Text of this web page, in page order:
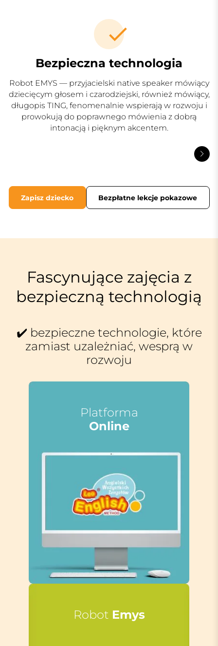
Bezpieczna technologia
Robot EMYS — przyjacielski native speaker mówiący
dziecięcym głosem i czarodziejski, również mówiący,
długopis TING, fenomenalnie wspierają w rozwoju i
prowokują do poprawnego mówienia z dobrą
intonacją i pięknym akcentem.
Zapisz dziecko Bezpłatne lekcje pokazowe
Fascynujące zajęcia z
bezpieczną technologią
✔️ bezpieczne technologie, które
zamiast uzależniać, wesprą w
rozwoju
Platforma
Online
Robot Emys